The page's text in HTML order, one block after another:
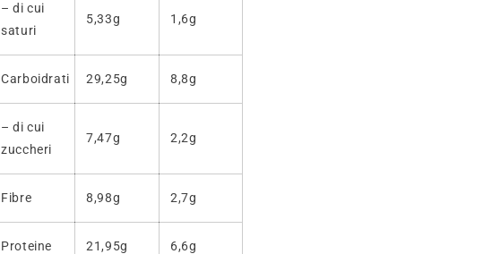
– di cui
saturi
5,33g 1,6g
Carboidrati 29,25g 8,8g
– di cui
zuccheri
7,47g 2,2g
Fibre 8,98g 2,7g
Proteine 21,95g 6,6g